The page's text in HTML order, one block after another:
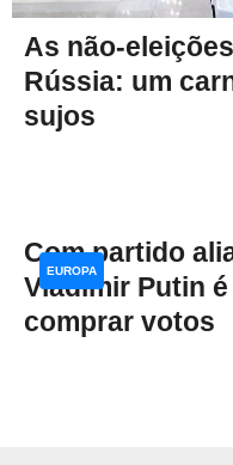
As não-
Rússia: um
sujos
Com partido
Vladimir Putin
comprar votos
EUROPA